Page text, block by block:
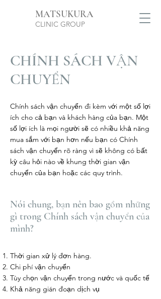
MATSUKURA
CLINIC GROUP
CHÍNH SÁCH VẬN
CHUYỂN
Chính sách vận chuyển đi kèm với một số lợi
ích cho cả bạn và khách hàng của bạn. Một
số lợi ích là mọi người sẽ có nhiều khả năng
mua sắm với bạn hơn nếu bạn có Chính
sách vận chuyển rõ ràng vì sẽ không có bất
kỳ câu hỏi nào về khung thời gian vận
chuyển của bạn hoặc các quy trình.
Nói chung, bạn nên bao gồm những
gì trong Chính sách vận chuyển của
mình?
Thời gian xử lý đơn hàng.
Chi phí vận chuyển
Tùy chọn vận chuyển trong nước và quốc tế
Khả năng gián đoạn dịch vụ